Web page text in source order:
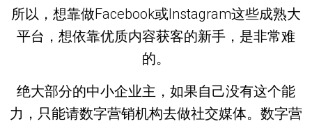
所以，想靠做Facebook或Instagram这些成熟大
平台， 想依靠优质内容获客的新手， 是非常难
的。
绝大部分的中小企业主，如果自己没有这个能
力，只能请数字营销机构去做社交媒体。数字营